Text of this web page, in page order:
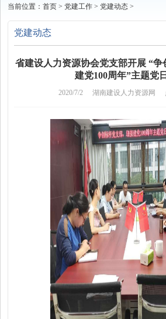
当前位置：首页 >党建工作 >党建动态 >
党建动态
省建设人力资源协会党支部开展 “
建党100周年”主题党
2020/7/2 湖南建设人力资源网